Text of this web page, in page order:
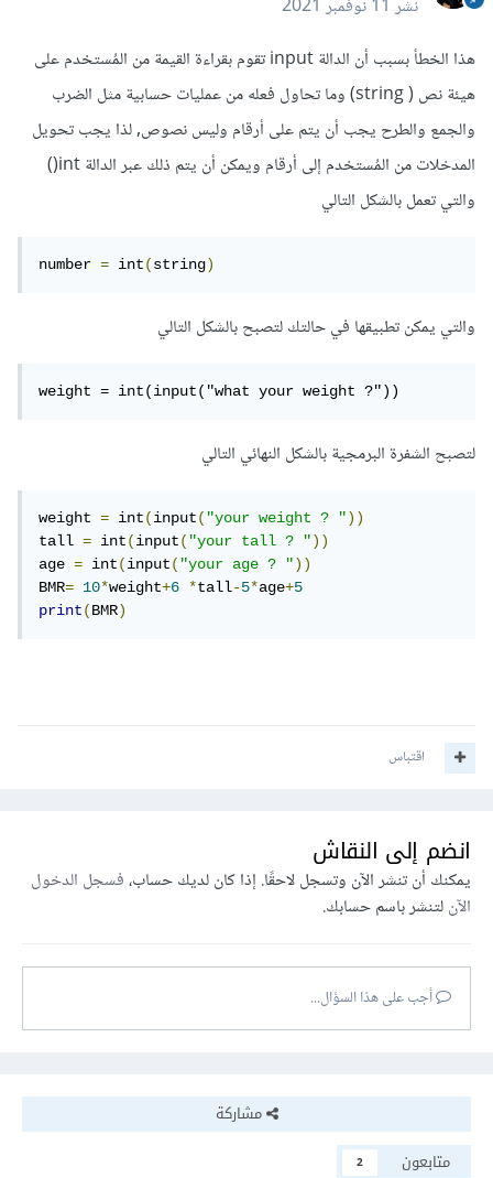
نشر11 نوفمبر 2021
هذا الخطأ بسبب أن الدالة input تقوم بقراءة القيمة من المُستخدم على
هيئة نص ( string) وما تحاول فعله من عمليات حسابية مثل الضرب
والجمع والطرح يجب أن يتم على أرقام وليس نصوص, لذا يجب تحويل
المدخلات من المُستخدم إلى أرقام ويمكن أن يتم ذلك عبر الدالة int()
والتي تعمل بالشكل التالي
number = int(string)
والتي يمكن تطبيقها في حالتك لتصبح بالشكل التالي
weight = int(input("what your weight ?"))
لتصبح الشفرة البرمجية بالشكل النهائي التالي
weight = int(input("your weight ? "))
tall = int(input("your tall ? "))
age = int(input("your age ? "))
BMR= 10*weight+6 *tall-5*age+5
print(BMR)
اقتباس
انضم إلى النقاش
يمكنك أن تنشر الآن وتسجل لاحقًا. إذا كان لديك حساب،فسجل الدخول
الآنلتنشر باسم حسابك.
أجب على هذا السؤال...
مشاركة
متابعون
2